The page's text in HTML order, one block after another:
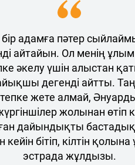
адамға пәтер
айтайын. Ол менің
әкелу үшін алыстан
дегенді айтты.
жете алмай,
жүргіншілер жолынан
дайындықты
бітіп, кілтін
эстрада жұлдызы.